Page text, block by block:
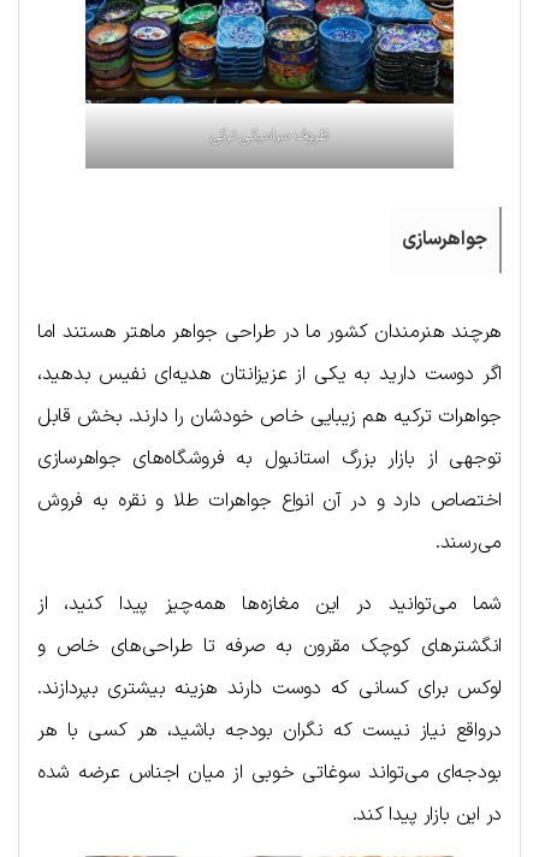
ظروف سرامیکی ترکی
جواهرسازی
هرچند هنرمندان کشور ما در طراحی جواهر ماهتر هستند اما
اگر دوست دارید به یکی از عزیزانتان هدیه‌ای نفیس بدهید،
جواهرات ترکیه هم زیبایی خاص خودشان را دارند. بخش قابل
توجهی از بازار بزرگ استانبول به فروشگاه‌های جواهرسازی
اختصاص دارد و در آن انواع جواهرات طلا و نقره به فروش
می‌رسند.
شما می‌توانید در این مغازه‌ها همه‌چیز پیدا کنید، از
انگشترهای کوچک مقرون به صرفه تا طراحی‌های خاص و
لوکس برای کسانی که دوست دارند هزینه بیشتری بپردازند.
درواقع نیاز نیست که نگران بودجه باشید، هر کسی با هر
بودجه‌ای می‌تواند سوغاتی خوبی از میان اجناس عرضه شده
در این بازار پیدا کند.